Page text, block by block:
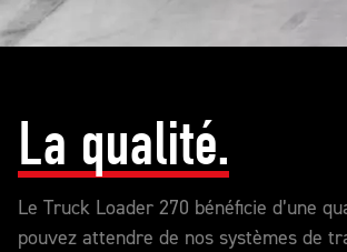
La qualité.
Le Truck Loader 270 bénéficie d’une
pouvez attendre de nos systèmes de